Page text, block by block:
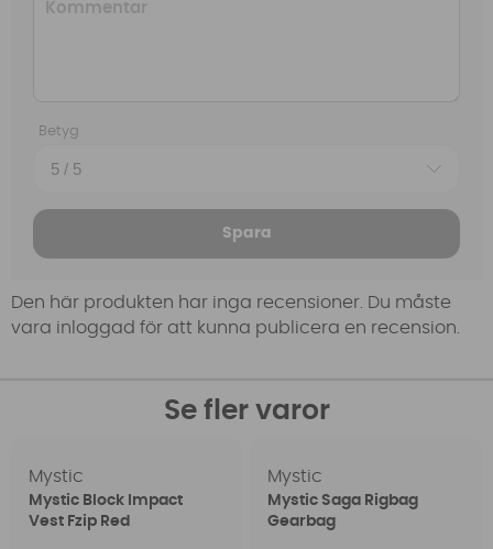
Betyg
Spara
Den här produkten har inga recensioner. Du måste
vara inloggad för att kunna publicera en recension.
Se fler varor
Mystic
Mystic Block Impact
Vest Fzip Red
Mystic
Mystic Saga Rigbag
Gearbag